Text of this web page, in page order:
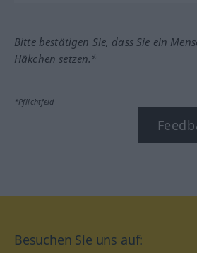
Bitte bestätigen Sie, dass Sie ein
Häkchen setzen.*
*Pflichtfeld
Besuchen Sie uns auf: